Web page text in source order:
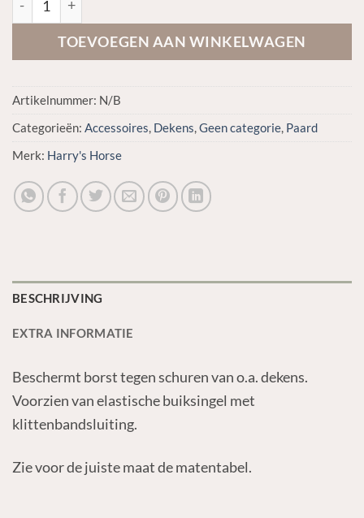
TOEVOEGEN AAN WINKELWAGEN
Artikelnummer: N/B
Categorieën: Accessoires, Dekens,Geen categorie, Paard
Merk: Harry's Horse
BESCHRIJVING
EXTRA INFORMATIE
Beschermt borst tegen schuren van o.a. dekens.
Voorzien van elastische buiksingel met
klittenbandsluiting.
Zie voor de juiste maat de matentabel.